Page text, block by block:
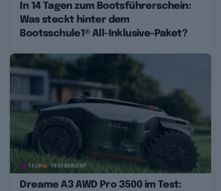
In 14 Tagen zum Bootsführerschein:
Was steckt hinter dem
Bootsschule1® All-Inklusive-Paket?
TECH TESTBERICHT
Dreame A3 AWD Pro 3500 im Test: